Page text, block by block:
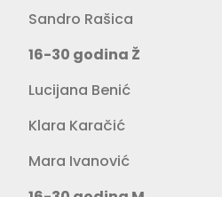
Sandro Rašica
16-30 godina Ž
Lucijana Benić
Klara Karačić
Mara Ivanović